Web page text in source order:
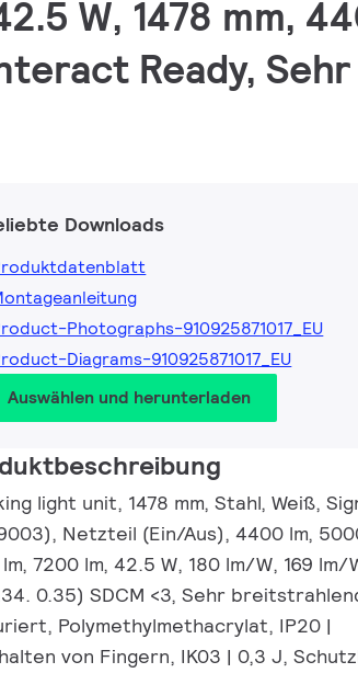
W, 1478 mm,
Ready, Sehr
Downloads
Photographs-910925871017_EU
Diagrams-910925871017_EU
Auswählen und herunterladen
light unit, 1478 mm, Stahl, Weiß,
Netzteil (Ein/Aus), 4400 lm,
lm, 7200 lm, 42.5 W, 180 lm/W, 169 lm/
0.35) SDCM <3, Sehr
Polymethylmethacrylat, IP20 |
von Fingern, IK03 | 0,3 J,